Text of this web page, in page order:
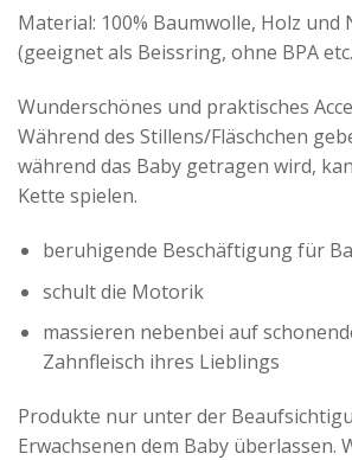
Material: 100% Baumwolle, Holz und
(geeignet als Beissring, ohne BPA
Wunderschönes und praktisches
Während des Stillens/Fläschchen
während das Baby getragen wird,
Kette spielen.
beruhigende Beschäftigung für
schult die Motorik
massieren nebenbei auf
Zahnfleisch ihres Lieblings
Produkte nur unter der
Erwachsenen dem Baby überlassen.